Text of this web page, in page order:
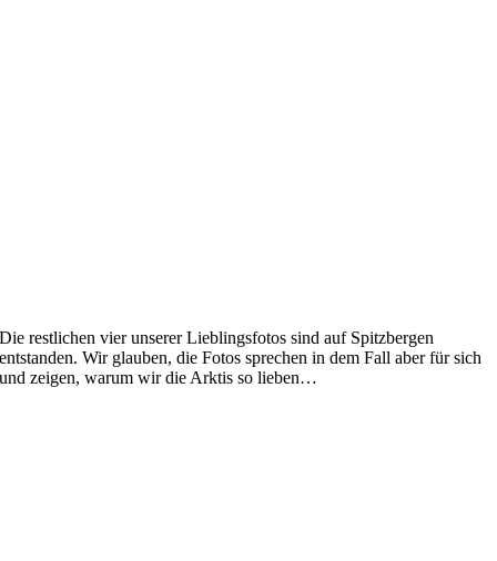
Die restlichen vier unserer Lieblingsfotos sind auf Spitzbergen
entstanden. Wir glauben, die Fotos sprechen in dem Fall aber für sich
und zeigen, warum wir die Arktis so lieben…